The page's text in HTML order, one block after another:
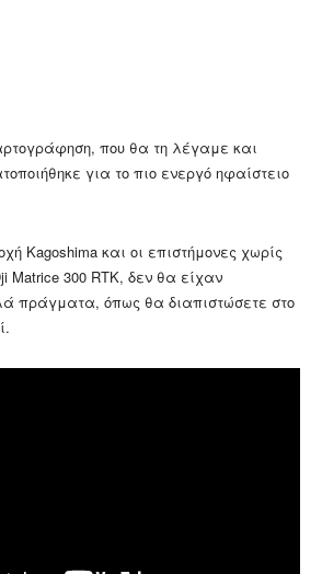
που θα τη λέγαμε και
για το πιο ενεργό ηφαίστειο
Kagoshima και οι επιστήμονες χωρίς
Matrice 300 RTK, δεν θα είχαν
πράγματα, όπως θα διαπιστώσετε στο